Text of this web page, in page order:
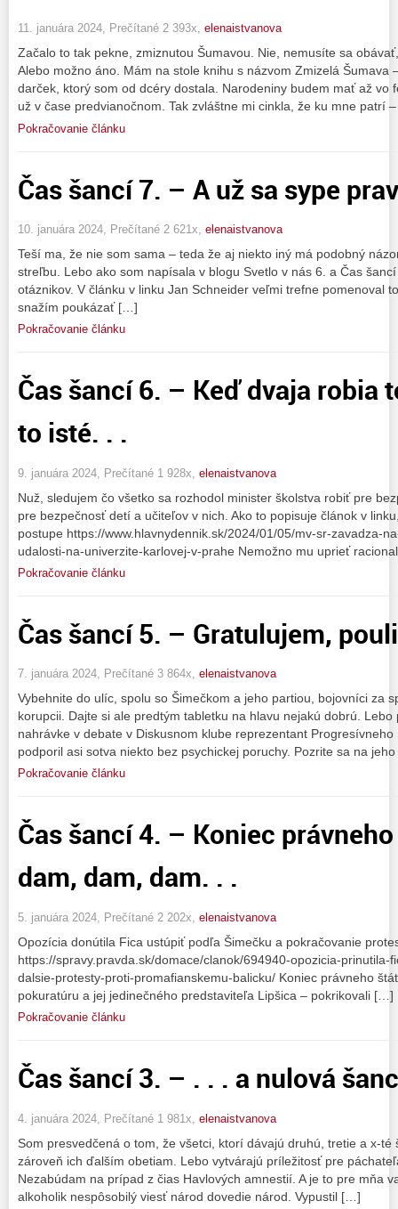
11. januára 2024, Prečítané 2 393x, elenaistvanova
Začalo to tak pekne, zmiznutou Šumavou. Nie, nemusíte sa
Alebo možno áno. Mám na stole knihu s názvom Zmizelá Šumava
darček, ktorý som od dcéry dostala. Narodeniny budem mať až vo
už v čase predvianočnom. Tak zvláštne mi cinkla, že ku mne patrí
Pokračovanie článku
Čas šancí 7. – A už sa sype
10. januára 2024, Prečítané 2 621x, elenaistvanova
Teší ma, že nie som sama – teda že aj niekto iný má podobný
streľbu. Lebo ako som napísala v blogu Svetlo v nás 6. a Čas
otáznikov. V článku v linku Jan Schneider veľmi trefne pomenoval
snažím poukázať […]
Pokračovanie článku
Čas šancí 6. – Keď dvaja robia
to isté. . .
9. januára 2024, Prečítané 1 928x, elenaistvanova
Nuž, sledujem čo všetko sa rozhodol minister školstva robiť pre
pre bezpečnosť detí a učiteľov v nich. Ako to popisuje článok v
postupe https://www.hlavnydennik.sk/2024/01/05/mv-sr-zavadza-
udalosti-na-univerzite-karlovej-v-prahe Nemožno mu uprieť
Pokračovanie článku
Čas šancí 5. – Gratulujem,
7. januára 2024, Prečítané 3 864x, elenaistvanova
Vybehnite do ulíc, spolu so Šimečkom a jeho partiou, bojovníci za
korupcii. Dajte si ale predtým tabletku na hlavu nejakú dobrú.
nahrávke v debate v Diskusnom klube reprezentant
podporil asi sotva niekto bez psychickej poruchy. Pozrite sa na
Pokračovanie článku
Čas šancí 4. – Koniec
dam, dam, dam. . .
5. januára 2024, Prečítané 2 202x, elenaistvanova
Opozícia donútila Fica ustúpiť podľa Šimečku a pokračovanie
https://spravy.pravda.sk/domace/clanok/694940-opozicia-prinutila-
dalsie-protesty-proti-promafianskemu-balicku/ Koniec právneho
pokuratúru a jej jedinečného predstaviteľa Lipšica – pokrikovali […]
Pokračovanie článku
Čas šancí 3. – . . . a nulová
4. januára 2024, Prečítané 1 981x, elenaistvanova
Som presvedčená o tom, že všetci, ktorí dávajú druhú, tretie a x-
zároveň ich ďalším obetiam. Lebo vytvárajú príležitosť pre
Nezabúdam na prípad z čias Havlových amnestií. A je to pre mňa
alkoholik nespôsobilý viesť národ dovedie národ. Vypustil […]